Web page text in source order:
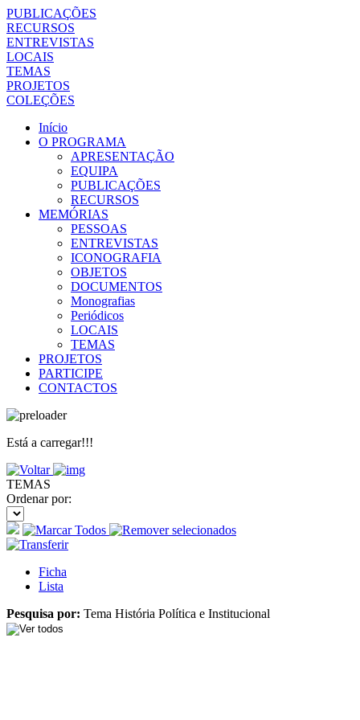
PUBLICAÇÕES
RECURSOS
ENTREVISTAS
LOCAIS
TEMAS
PROJETOS
COLEÇÕES
Início
O PROGRAMA
APRESENTAÇÃO
EQUIPA
PUBLICAÇÕES
RECURSOS
MEMÓRIAS
PESSOAS
ENTREVISTAS
ICONOGRAFIA
OBJETOS
DOCUMENTOS
Monografias
Periódicos
LOCAIS
TEMAS
PROJETOS
PARTICIPE
CONTACTOS
Está a carregar!!!
TEMAS
Ordenar por:
Ficha
Lista
Pesquisa por: Tema História Política e Institucional